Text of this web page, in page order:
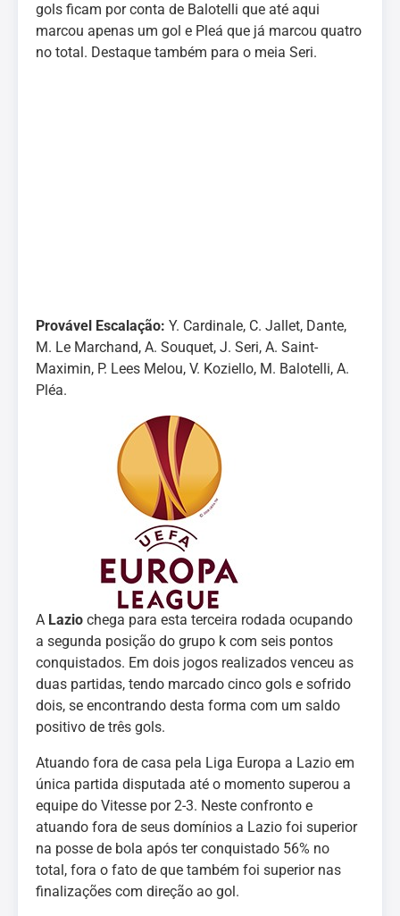
gols ficam por conta de Balotelli que até aqui
marcou apenas um gol e Pleá que já marcou quatro
no total. Destaque também para o meia Seri.
Provável Escalação: Y. Cardinale, C. Jallet, Dante,
M. Le Marchand, A. Souquet, J. Seri, A. Saint-
Maximin, P. Lees Melou, V. Koziello, M. Balotelli, A.
Pléa.
A Lazio chega para esta terceira rodada ocupando
a segunda posição do grupo k com seis pontos
conquistados. Em dois jogos realizados venceu as
duas partidas, tendo marcado cinco gols e sofrido
dois, se encontrando desta forma com um saldo
positivo de três gols.
Atuando fora de casa pela Liga Europa a Lazio em
única partida disputada até o momento superou a
equipe do Vitesse por 2-3. Neste confronto e
atuando fora de seus domínios a Lazio foi superior
na posse de bola após ter conquistado 56% no
total, fora o fato de que também foi superior nas
finalizações com direção ao gol.